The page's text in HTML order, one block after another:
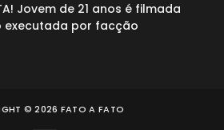
Jovem de 21 anos é filmada
executada por facção
©2026 FATO A FATO